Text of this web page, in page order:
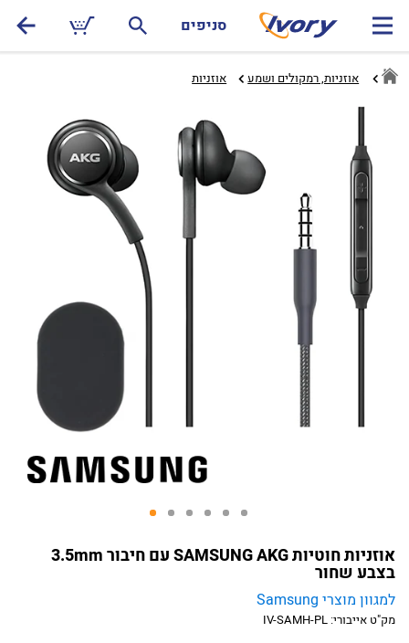
סניפים
אוזניות, רמקולים ושמע אוזניות‏
אוזניות חוטיות SAMSUNG AKG עם חיבור 3.5mm
בצבע שחור
למגוון מוצרי Samsung
מק"ט אייבורי: IV-SAMH-PL